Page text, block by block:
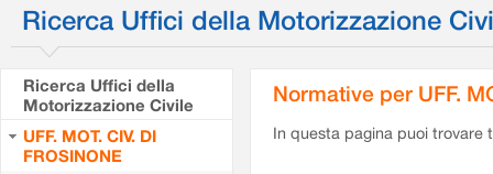
Ricerca Uffici della Motorizzazione
Ricerca Uffici della
Motorizzazione Civile
UFF. MOT. CIV. DI
FROSINONE
Normative per UFF.
In questa pagina puoi